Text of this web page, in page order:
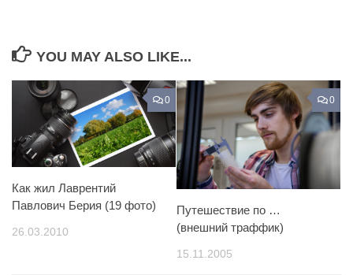
YOU MAY ALSO LIKE...
0
Как жил Лаврентий
Павлович Берия (19 фото)
26.03.2010
0
Путешествие по …
(внешний траффик)
15.11.2005